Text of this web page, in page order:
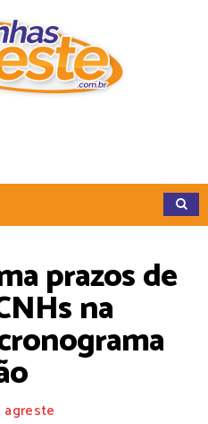
prazos de
na
agreste